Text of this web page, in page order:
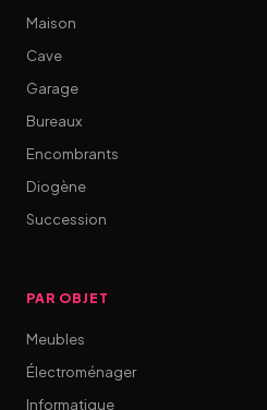
Maison
Cave
Garage
Bureaux
Encombrants
Diogène
Succession
PAR OBJET
Meubles
Électroménager
Informatique